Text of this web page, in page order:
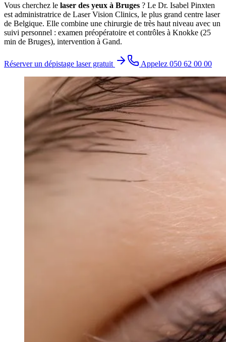
Vous cherchez le laser des yeux à Bruges ? Le Dr. Isabel Pinxten
est administratrice de Laser Vision Clinics, le plus grand centre laser
de Belgique. Elle combine une chirurgie de très haut niveau avec un
suivi personnel : examen préopératoire et contrôles à Knokke (25
min de Bruges), intervention à Gand.
Réserver un dépistage laser gratuit Appelez 050 62 00 00